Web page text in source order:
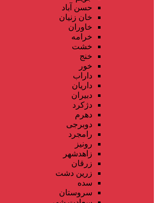
حسن آباد
خان زنیان
خاوران
خرامه
خشت
خنج
خور
داراب
داریان
دبیران
دژکرد
دهرم
دوبرجی
رامجرد
رونیز
زاهدشهر
زرقان
زرین دشت
سده
سروستان